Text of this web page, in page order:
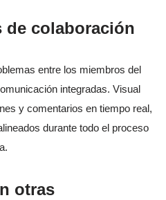
de colaboración
entre los miembros del
integradas. Visual
y comentarios en tiempo real,
durante todo el proceso
otras